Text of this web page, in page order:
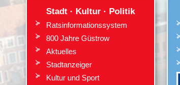
Stadt · Kultur · Politik
Ratsinformationssystem
800 Jahre Güstrow
Aktuelles
Stadtanzeiger
Kultur und Sport